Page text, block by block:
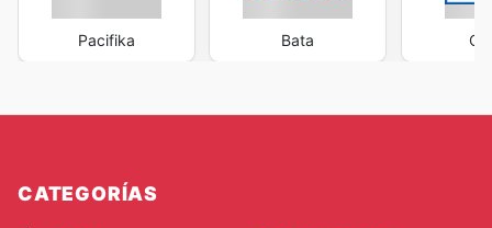
Pacifika Bata
CATEGORÍAS